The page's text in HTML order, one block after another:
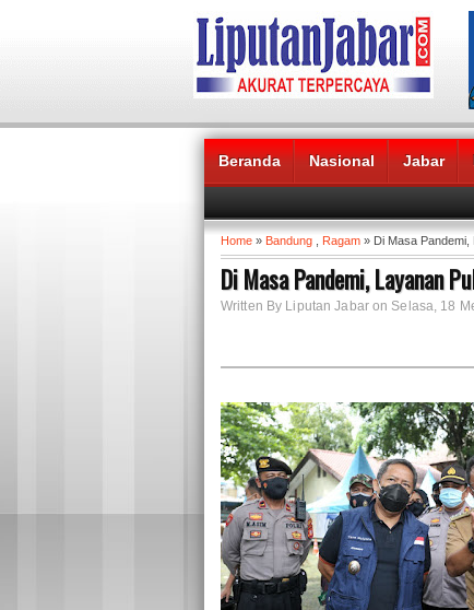
Beranda Nasional Jabar
Headlines News :
Home » Bandung Ragam » Di Masa Pandemi,
Di Masa Pandemi, Layanan
Written By Liputan Jabar on Selasa, 18